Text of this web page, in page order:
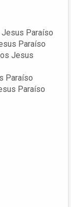
Paraíso
Paraíso
Jesus
Paraíso
Paraíso